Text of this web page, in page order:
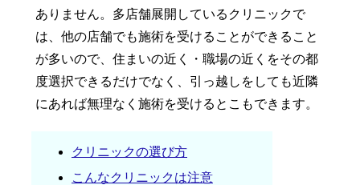
ありません。多店舗展開しているクリニックで
は、他の店舗でも施術を受けることができること
が多いので、住まいの近く・職場の近くをその都
度選択できるだけでなく、引っ越しをしても近隣
にあれば無理なく施術を受けるとこもできます。
クリニックの選び方
こんなクリニックは注意